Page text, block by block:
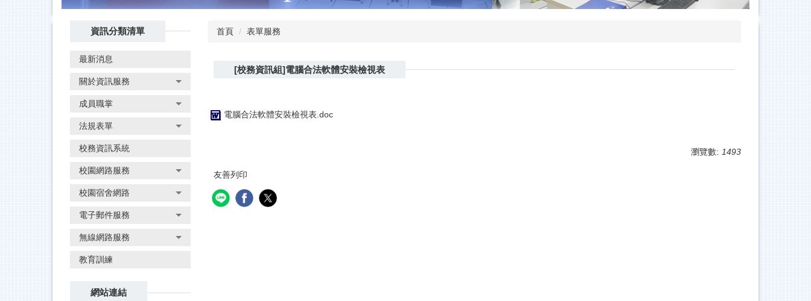
資訊分類清單
最新消息
關於資訊服務
成員職掌
法規表單
校務資訊系統
校園網路服務
校園宿舍網路
電子郵件服務
無線網路服務
教育訓練
網站連結
首頁 表單服務
[校務資訊組]電腦合法軟體安裝檢視表
電腦合法軟體安裝檢視表.doc
瀏覽數: 1493
友善列印